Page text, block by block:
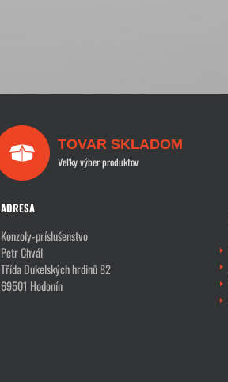
TOVAR SKLADOM
Veľky výber produktov
ADRESA
Konzoly-príslušenstvo
Petr Chvál
Třída Dukelských hrdinů 82
69501 Hodonín